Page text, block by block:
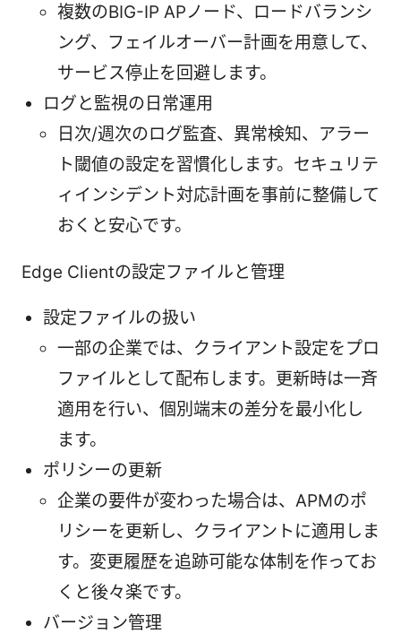
複数のBIG-IP APノード、ロードバランシ
ング、フェイルオーバー計画を用意して、
サービス停止を回避します。
ログと監視の日常運用
日次/週次のログ監査、異常検知、アラー
ト閾値の設定を習慣化します。セキュリテ
ィインシデント対応計画を事前に整備して
おくと安心です。
Edge Clientの設定ファイルと管理
設定ファイルの扱い
一部の企業では、クライアント設定をプロ
ファイルとして配布します。更新時は一斉
適用を行い、個別端末の差分を最小化し
ます。
ポリシーの更新
企業の要件が変わった場合は、APMのポ
リシーを更新し、クライアントに適用しま
す。変更履歴を追跡可能な体制を作ってお
くと後々楽です。
バージョン管理